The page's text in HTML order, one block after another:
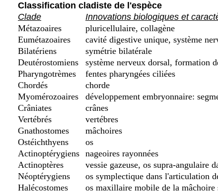
Classification cladiste de l'espèce
Clade
Innovations biologiques et
Métazoaires
pluricellulaire, collagène
Eumétazoaires
cavité digestive unique, système
Bilatériens
symétrie bilatérale
Deutérostomiens
système nerveux dorsal, formation
Pharyngotrèmes
fentes pharyngées ciliées
Chordés
chorde
Myomérozoaires
développement embryonnaire:
Crâniates
crânes
Vertébrés
vertébres
Gnathostomes
mâchoires
Ostéichthyens
os
Actinoptérygiens nageoires rayonnées
Actinoptères
vessie gazeuse, os supra-angulaire
Néoptérygiens
os symplectique dans l'articulation
Halécostomes
os maxillaire mobile de la mâchoire